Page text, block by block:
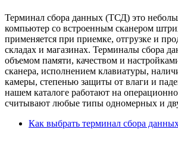
Терминал сбора данных (ТСД) это
компьютер со встроенным сканером
применяется при приемке, отгрузке и
складах и магазинах. Терминалы сбора
объемом памяти, качеством и
сканера, исполнением клавиатуры,
камеры, степенью защиты от влаги и
нашем каталоге работают на
считывают любые типы одномерных и
Как выбрать терминал сбора